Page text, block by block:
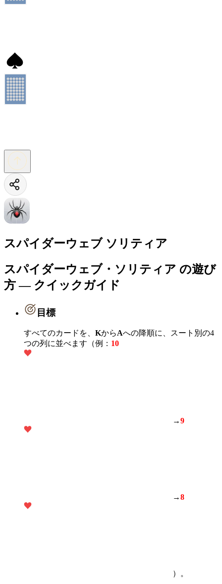
スパイダーウェブ ソリティア
スパイダーウェブ・ソリティア の遊び
方 — クイックガイド
目標
すべてのカードを、 KからAへの降順に、スート別の4
つの列に並べます（例： 10
→9
→8
）。